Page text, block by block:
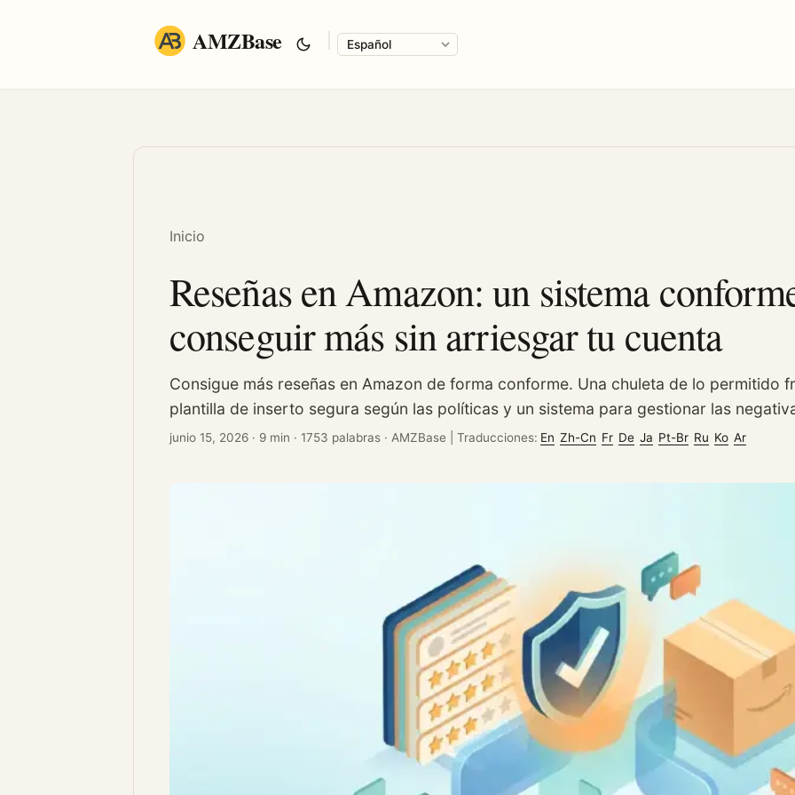
AMZBase
Inicio
Reseñas en Amazon: un sistema
conseguir más sin arriesgar tu cuenta
Consigue más reseñas en Amazon de forma conforme. Una chuleta de lo permitido
plantilla de inserto segura según las políticas y un sistema para gestionar las
junio 15, 2026 · 9 min · 1753 palabras · AMZBase Traducciones: En Zh-Cn Fr De Ja Pt-Br Ru Ko Ar